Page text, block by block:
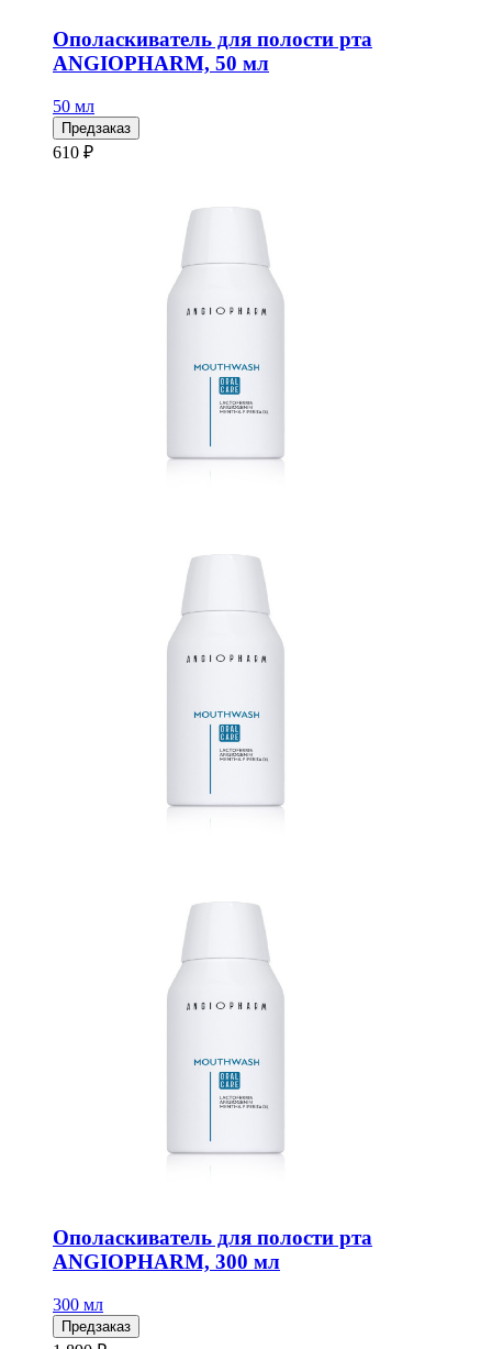
Ополаскиватель для полости рта
ANGIOPHARM, 50 мл
50 мл
Предзаказ
610 ₽
Ополаскиватель для полости рта
ANGIOPHARM, 300 мл
300 мл
Предзаказ